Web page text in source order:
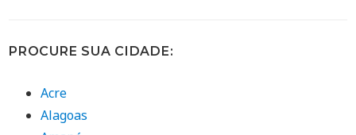
PROCURE SUA CIDADE:
Acre
Alagoas